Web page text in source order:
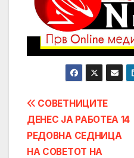
Post
navigation
СОВЕТНИЦИТЕ
ДЕНЕС ЈА РАБОТЕА 14
РЕДОВНА СЕДНИЦА
НА СОВЕТОТ НА